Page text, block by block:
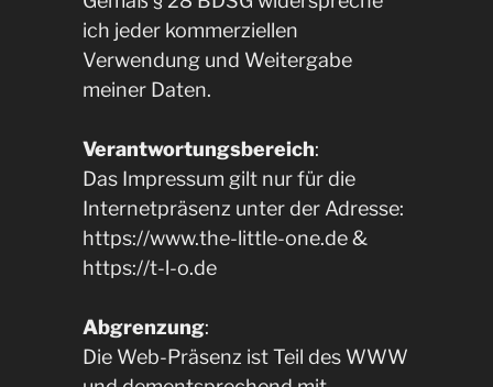
ich jeder kommerziellen
Verwendung und Weitergabe
meiner Daten.
Verantwortungsbereich:
Das Impressum gilt nur für die
Internetpräsenz unter der Adresse:
https://www.the-little-one.de &
https://t-l-o.de
Abgrenzung:
Die Web-Präsenz ist Teil des WWW